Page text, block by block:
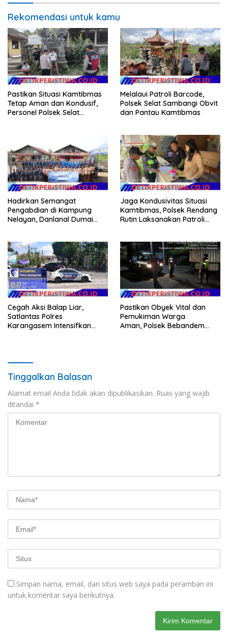
Rekomendasi untuk kamu
Pastikan Situasi Kamtibmas
Tetap Aman dan Kondusif,
Personel Polsek Selat
Melalaui Patroli Barcode,
Polsek Selat Sambangi Obvit
dan Pantau Kamtibmas
Hadirkan Semangat
Pengabdian di Kampung
Nelayan, Danlanal Dumai
Jaga Kondusivitas Situasi
Kamtibmas, Polsek Rendang
Rutin Laksanakan Patroli
Cegah Aksi Balap Liar,
Satlantas Polres
Karangasem Intensifkan
Pastikan Obyek Vital dan
Pemukiman Warga
Aman, Polsek Bebandem
Tinggalkan Balasan
Alamat email Anda tidak akan dipublikasikan. Ruas yang wajib
ditandai *
Simpan nama, email, dan situs web saya pada peramban ini
untuk komentar saya berikutnya.